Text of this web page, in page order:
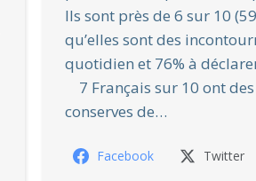
Ils sont près de 6 sur 10
qu’elles sont des
quotidien et 76% à
7 Français sur 10 ont des
conserves de…
Facebook Twitter